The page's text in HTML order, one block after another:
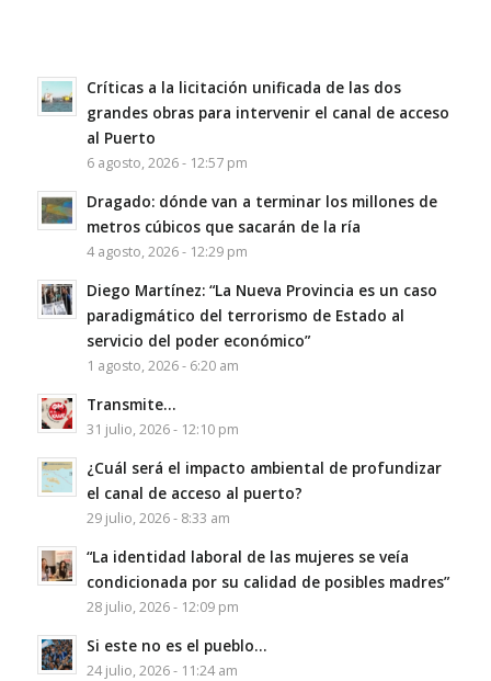
Críticas a la licitación unificada de las dos
grandes obras para intervenir el canal de acceso
al Puerto
6 agosto, 2026 - 12:57 pm
Dragado: dónde van a terminar los millones de
metros cúbicos que sacarán de la ría
4 agosto, 2026 - 12:29 pm
Diego Martínez: “La Nueva Provincia es un caso
paradigmático del terrorismo de Estado al
servicio del poder económico”
1 agosto, 2026 - 6:20 am
Transmite…
31 julio, 2026 - 12:10 pm
¿Cuál será el impacto ambiental de profundizar
el canal de acceso al puerto?
29 julio, 2026 - 8:33 am
“La identidad laboral de las mujeres se veía
condicionada por su calidad de posibles madres”
28 julio, 2026 - 12:09 pm
Si este no es el pueblo…
24 julio, 2026 - 11:24 am